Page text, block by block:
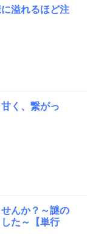
溢れるほど注
く、繋がっ
んか？～謎の
た～【単行